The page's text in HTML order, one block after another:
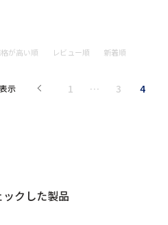
が高い順 レビュー順 新着順
示 1 … 3 4
クした製品